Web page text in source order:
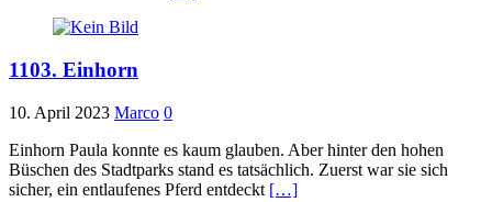
1103. Einhorn
10. April 2023 Marco 0
Einhorn Paula konnte es kaum glauben. Aber hinter den hohen
Büschen des Stadtparks stand es tatsächlich. Zuerst war sie sich
sicher, ein entlaufenes Pferd entdeckt […]